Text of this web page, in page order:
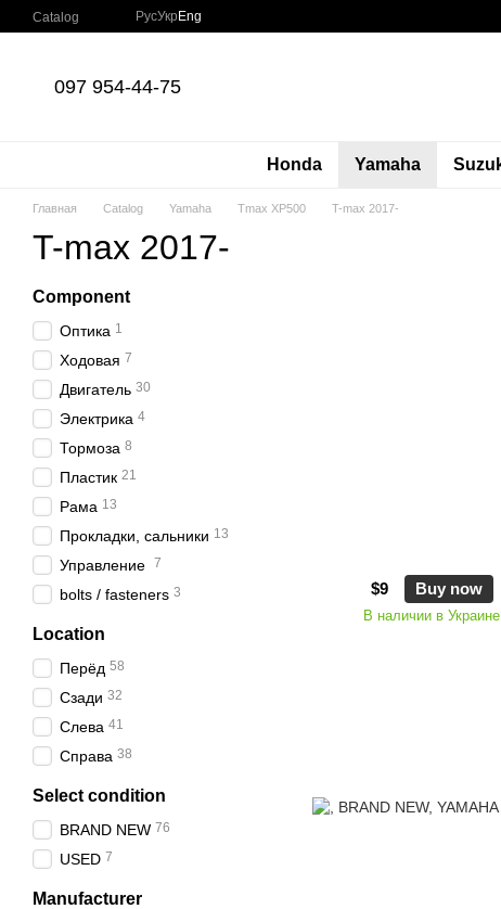
Skip to main content
Catalog РусУкр Eng
097 954-44-75
Honda Yamaha
Главная Catalog Yamaha Tmax XP500 T-max 2017-
T-max 2017-
$9 Buy now
В наличии в Украине
Component
Оптика 1
Ходовая 7
Двигатель 30
Электрика 4
Тормоза 8
Пластик 21
Рама 13
Прокладки, сальники 13
Управление 7
bolts / fasteners 3
Location
Пepёд 58
Сзади 32
Слева 41
Справа 38
Select condition
BRAND NEW 76
USED 7
Manufacturer